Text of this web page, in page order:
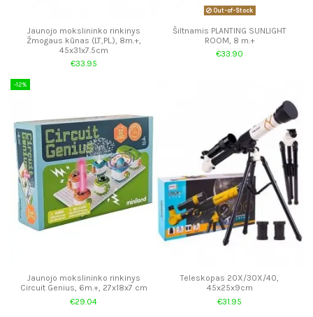
Jaunojo mokslininko rinkinys
Žmogaus kūnas (LT,PL.), 8m.+,
45x31x7.5cm
€33.95
Out-of-Stock
Šiltnamis PLANTING SUNLIGHT
ROOM, 8 m.+
€33.90
-12%
Jaunojo mokslininko rinkinys
Circuit Genius, 6m.+, 27x18x7 cm
€29.04
Teleskopas 20X/30X/40,
45x25x9cm
€31.95